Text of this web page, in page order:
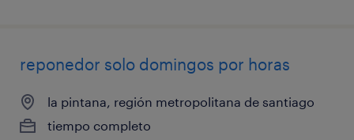
reponedor solo domingos por horas
la pintana, región metropolitana de santiago
tiempo completo